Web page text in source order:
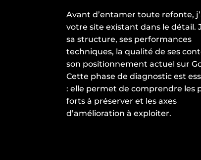
Avant d’entamer toute refonte,
votre site existant dans le détail.
sa structure, ses performances
techniques, la qualité de ses
son positionnement actuel sur
Cette phase de diagnostic est
: elle permet de comprendre les
forts à préserver et les axes
d’amélioration à exploiter.